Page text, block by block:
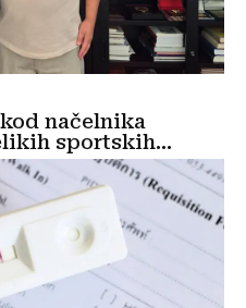
načelnika
sportskih...